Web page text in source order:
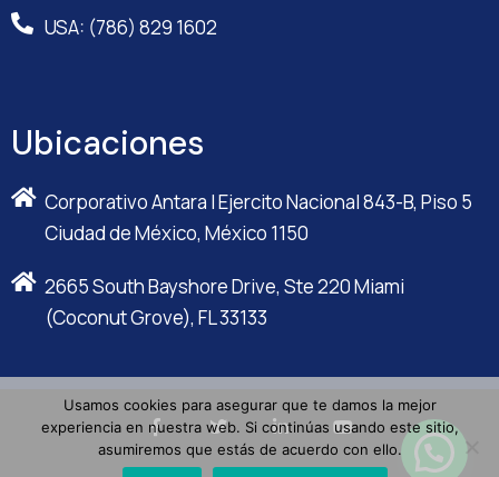
USA: (786) 829 1602
Ubicaciones
Corporativo Antara I Ejercito Nacional 843-B, Piso 5
Ciudad de México, México 1150
2665 South Bayshore Drive, Ste 220 Miami
(Coconut Grove), FL 33133
Usamos cookies para asegurar que te damos la mejor
experiencia en nuestra web. Si continúas usando este sitio,
asumiremos que estás de acuerdo con ello.